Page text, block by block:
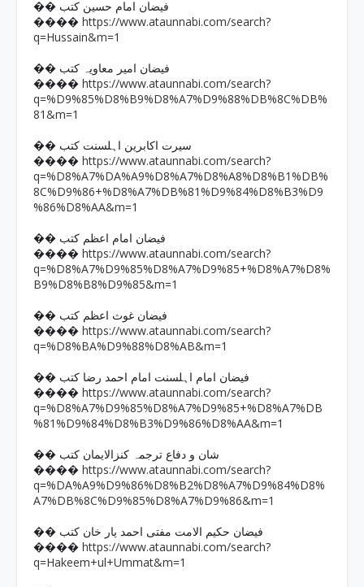
�� فیضان امام حسین کتب
���� https://www.ataunnabi.com/search?
q=Hussain&m=1
�� فیضان امیر معاویہ کتب
���� https://www.ataunnabi.com/search?
q=%D9%85%D8%B9%D8%A7%D9%88%DB%8C%DB%
81&m=1
�� سیرت اکابرین اہلسنت کتب
���� https://www.ataunnabi.com/search?
q=%D8%A7%DA%A9%D8%A7%D8%A8%D8%B1%DB%
8C%D9%86+%D8%A7%DB%81%D9%84%D8%B3%D9
%86%D8%AA&m=1
�� فیضان امام اعظم کتب
���� https://www.ataunnabi.com/search?
q=%D8%A7%D9%85%D8%A7%D9%85+%D8%A7%D8%
B9%D8%B8%D9%85&m=1
�� فیضان غوث اعظم کتب
���� https://www.ataunnabi.com/search?
q=%D8%BA%D9%88%D8%AB&m=1
�� فیضان امام اہلسنت امام احمد رضا کتب
���� https://www.ataunnabi.com/search?
q=%D8%A7%D9%85%D8%A7%D9%85+%D8%A7%DB
%81%D9%84%D8%B3%D9%86%D8%AA&m=1
�� شان و دفاع ترجمہ کنزالایمان کتب
���� https://www.ataunnabi.com/search?
q=%DA%A9%D9%86%D8%B2%D8%A7%D9%84%D8%
A7%DB%8C%D9%85%D8%A7%D9%86&m=1
�� فیضان حکیم الامت مفتی احمد یار خان کتب
���� https://www.ataunnabi.com/search?
q=Hakeem+ul+Ummat&m=1